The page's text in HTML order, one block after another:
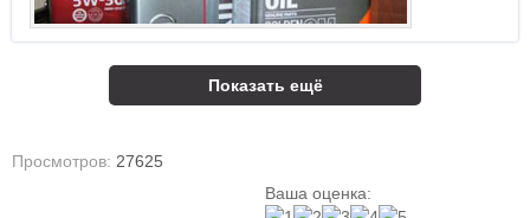
Показать ещё
Просмотров: 27625
Ваша оценка: